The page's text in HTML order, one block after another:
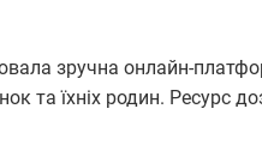
зручна онлайн-
та їхніх родин. Ресурс